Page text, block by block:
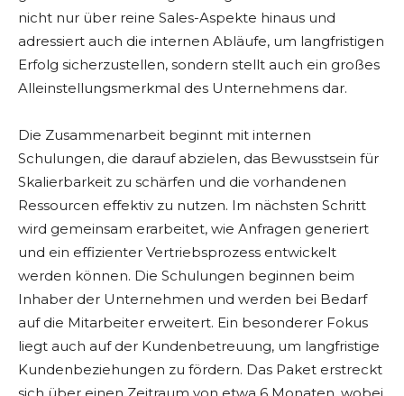
nicht nur über reine Sales-Aspekte hinaus und
adressiert auch die internen Abläufe, um langfristigen
Erfolg sicherzustellen, sondern stellt auch ein großes
Alleinstellungsmerkmal des Unternehmens dar.
Die Zusammenarbeit beginnt mit internen
Schulungen, die darauf abzielen, das Bewusstsein für
Skalierbarkeit zu schärfen und die vorhandenen
Ressourcen effektiv zu nutzen. Im nächsten Schritt
wird gemeinsam erarbeitet, wie Anfragen generiert
und ein effizienter Vertriebsprozess entwickelt
werden können. Die Schulungen beginnen beim
Inhaber der Unternehmen und werden bei Bedarf
auf die Mitarbeiter erweitert. Ein besonderer Fokus
liegt auch auf der Kundenbetreuung, um langfristige
Kundenbeziehungen zu fördern. Das Paket erstreckt